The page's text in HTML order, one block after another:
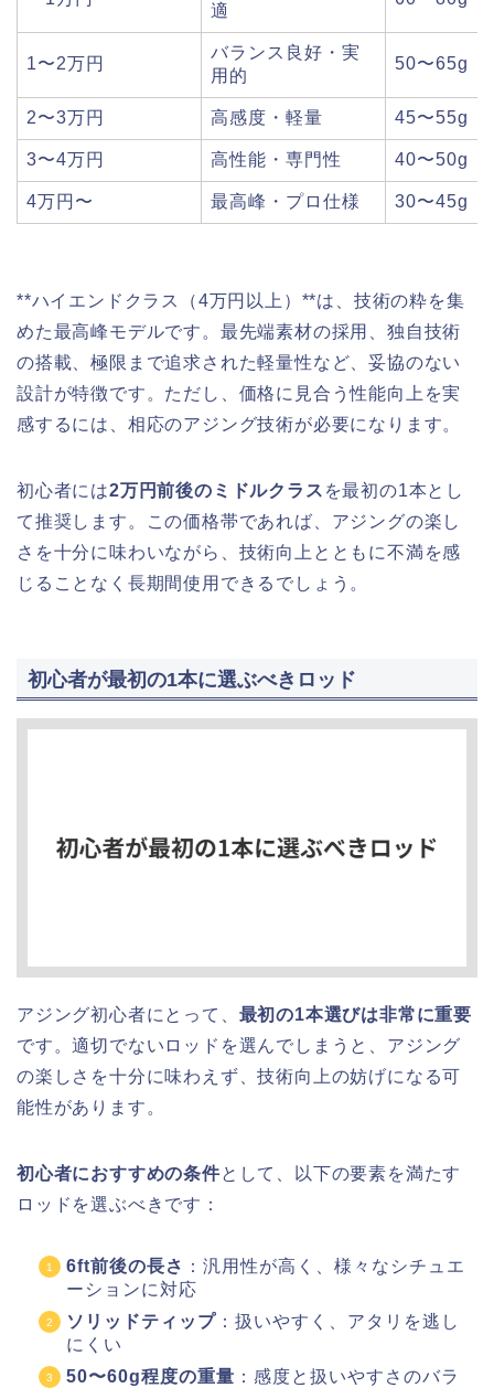
適
1〜2万円
バランス良好・実
用的
50〜65g
2〜3万円 高感度・軽量 45〜55g
3〜4万円 高性能・専門性 40〜50g
4万円〜 最高峰・プロ仕様 30〜45g
**ハイエンドクラス（4万円以上）**は、技術の粋を集
めた最高峰モデルです。最先端素材の採用、独自技術
の搭載、極限まで追求された軽量性など、妥協のない
設計が特徴です。ただし、価格に見合う性能向上を実
感するには、相応のアジング技術が必要になります。
初心者には2万円前後のミドルクラス を最初の1本とし
て推奨します。この価格帯であれば、アジングの楽し
さを十分に味わいながら、技術向上とともに不満を感
じることなく長期間使用できるでしょう。
初心者が最初の1本に選ぶべきロッド
アジング初心者にとって、 最初の1本選びは非常に重要
です。適切でないロッドを選んでしまうと、アジング
の楽しさを十分に味わえず、技術向上の妨げになる可
能性があります。
初心者におすすめの条件として、以下の要素を満たす
ロッドを選ぶべきです：
6ft前後の長さ ：汎用性が高く、様々なシチュエ
ーションに対応
ソリッドティップ ：扱いやすく、アタリを逃し
にくい
50〜60g程度の重量 ：感度と扱いやすさのバラ